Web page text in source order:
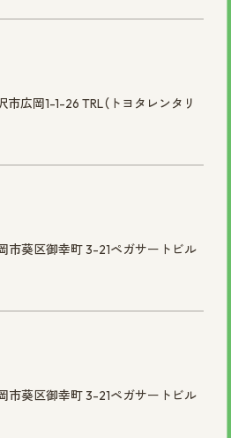
広岡1-1-26 TRL（トヨタレンタリ
葵区御幸町 3-21ペガサートビル
葵区御幸町 3-21ペガサートビル